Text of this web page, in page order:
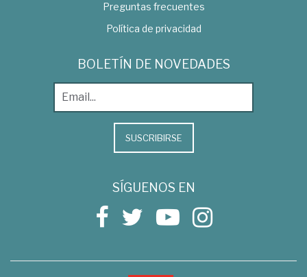
Preguntas frecuentes
Política de privacidad
BOLETÍN DE NOVEDADES
SUSCRIBIRSE
SÍGUENOS EN